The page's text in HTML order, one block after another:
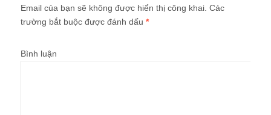
Email của bạn sẽ không được hiển thị công khai. Các
trường bắt buộc được đánh dấu *
Bình luận